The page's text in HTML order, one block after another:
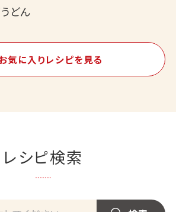
どん
気に入りレシピを見る
レシピ検索